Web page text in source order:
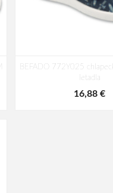
BEFADO 772Y025
letadla
16,88 €